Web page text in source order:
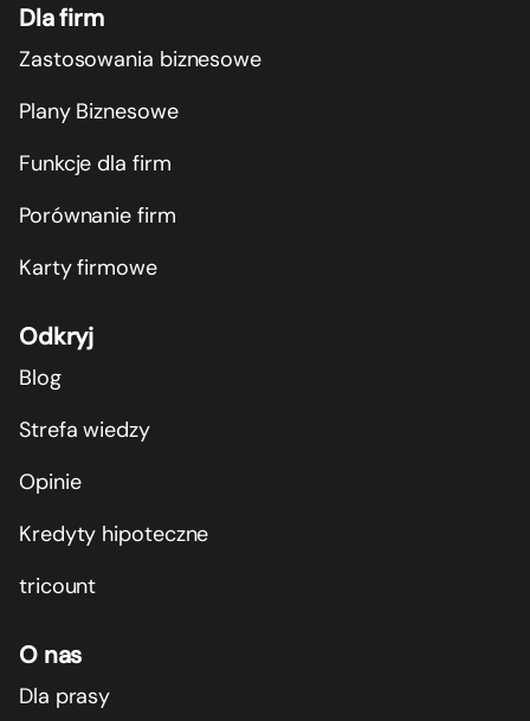
Dla firm
Zastosowania biznesowe
Plany Biznesowe
Funkcje dla firm
Porównanie firm
Karty firmowe
Odkryj
Blog
Strefa wiedzy
Opinie
Kredyty hipoteczne
tricount
O nas
Dla prasy